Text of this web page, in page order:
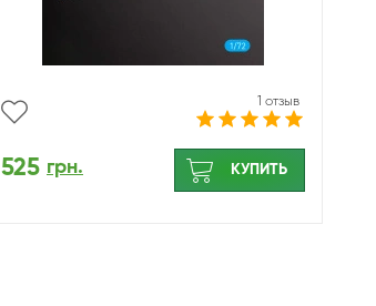
1 отзыв
525 грн. КУПИТЬ